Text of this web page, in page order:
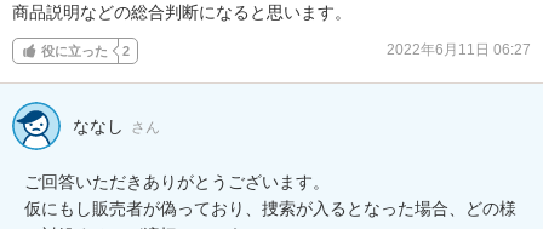
商品説明などの総合判断になると思います。
役に立った 2 2022年6月11日 06:27
ななし さん
ご回答いただきありがとうございます。
仮にもし販売者が偽っており、捜索が入るとなった場合、どの様